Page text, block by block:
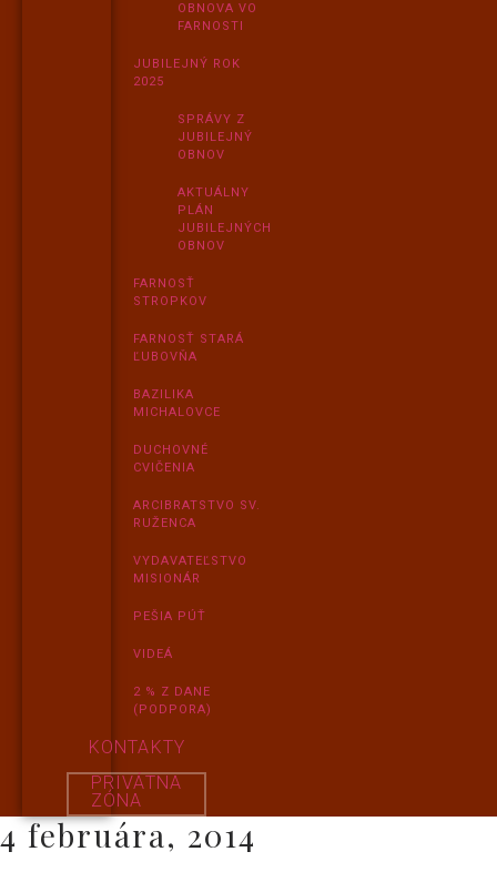
OBNOVA VO
FARNOSTI
JUBILEJNÝ ROK
2025
SPRÁVY Z
JUBILEJNÝ
OBNOV
AKTUÁLNY
PLÁN
JUBILEJNÝCH
OBNOV
FARNOSŤ
STROPKOV
FARNOSŤ STARÁ
ĽUBOVŇA
BAZILIKA
MICHALOVCE
DUCHOVNÉ
CVIČENIA
ARCIBRATSTVO SV.
RUŽENCA
VYDAVATEĽSTVO
MISIONÁR
PEŠIA PÚŤ
VIDEÁ
2 % Z DANE
(PODPORA)
KONTAKTY
PRIVÁTNA
ZÓNA
4 februára, 2014